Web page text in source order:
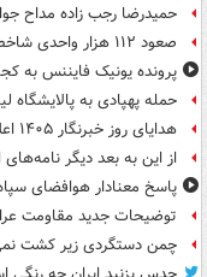
حمیدرضا رجب زاده مداح
صعود ۱۱۲ هزار واحدی شاخص بورس در معاملات امروز
پرونده یونیک فایننس به
حمله پهپادی به پالایشگاه
هدایای روز خبرنگار ۱۴۰۵ اعلام شد
از این به بعد دیگر
پاسخ معنادار هوافضای
توضیحات جدید مقاومت
چمن دستگردی زیر کشت